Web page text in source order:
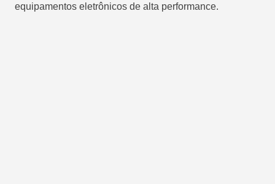
equipamentos eletrônicos de alta performance.